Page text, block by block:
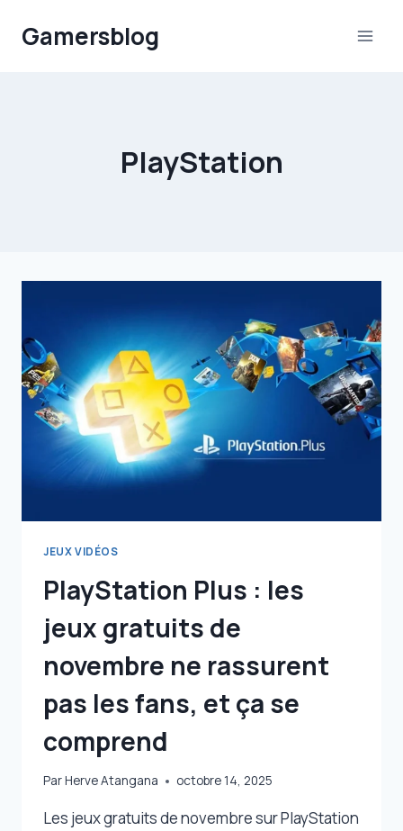
Gamersblog
PlayStation
JEUX VIDÉOS
PlayStation Plus : les
jeux gratuits de
novembre ne rassurent
pas les fans, et ça se
comprend
ParHerve Atangana octobre 14, 2025
Les jeux gratuits de novembre sur PlayStation